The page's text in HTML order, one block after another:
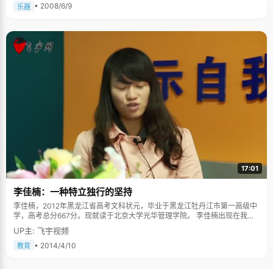
乐器 • 2008/6/9
17:01
李佳楠：一种特立独行的坚持
李佳楠，2012年黑龙江省高考文科状元，毕业于黑龙江牡丹江市第一高级中
学，高考总分667分。现就读于北京大学光华管理学院。 李佳楠出现在我们
的视线中时，带了一顶漂亮的贝雷帽，使她整个人看起来都很精神，和她交
谈的过程中，她的回答时时都带着属于东北人的豪爽幽默，也更能感觉到她
的坚持和特立独行。 书籍一直陪伴 李佳楠很小的时候就开始看书，应该是天
UP主: 飞宇视频
教育 • 2014/4/10